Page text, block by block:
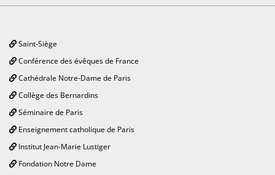
Saint-Siège
Conférence des évêques de France
Cathédrale Notre-Dame de Paris
Collège des Bernardins
Séminaire de Paris
Enseignement catholique de Paris
Institut Jean-Marie Lustiger
Fondation Notre Dame